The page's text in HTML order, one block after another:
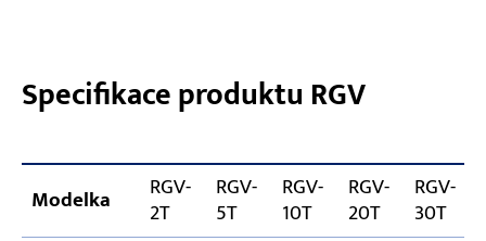
Specifikace produktu RGV
Modelka RGV-
2T
RGV-
5T
RGV-
10T
RGV-
20T
RGV-
30T